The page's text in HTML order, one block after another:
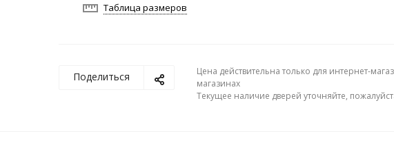
Таблица размеров
Поделиться
Цена действительна только для интернет-
магазинах
Текущее наличие дверей уточняйте,